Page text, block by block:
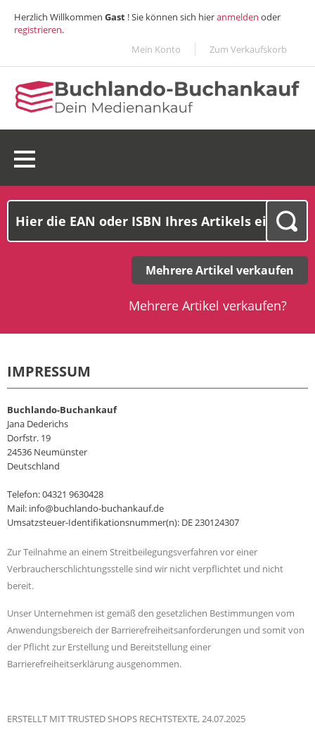
Herzlich Willkommen Gast ! Sie können sich hieranmelden oder
registrieren.
Mein Konto
Zum Verkaufskorb
Mehrere Artikel verkaufen
Mehrere Artikel verkaufen?
IMPRESSUM
Buchlando-Buchankauf
Jana Dederichs
Dorfstr. 19
24536 Neumünster
Deutschland
Telefon: 04321 9630428
Mail: info@buchlando-buchankauf.de
Umsatzsteuer-Identifikationsnummer(n): DE 230124307
Zur Teilnahme an einem Streitbeilegungsverfahren vor einer
Verbraucherschlichtungsstelle sind wir nicht verpflichtet und nicht
bereit.
Unser Unternehmen ist gemäß den gesetzlichen Bestimmungen vom
Anwendungsbereich der Barrierefreiheitsanforderungen und somit von
der Pflicht zur Erstellung und Bereitstellung einer
Barrierefreiheitserklärung ausgenommen.
ERSTELLT MIT TRUSTED SHOPS RECHTSTEXTE, 24.07.2025